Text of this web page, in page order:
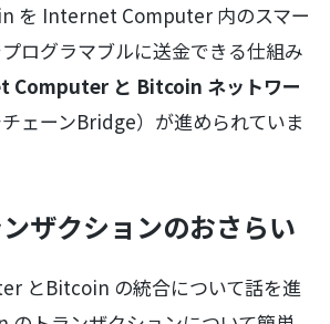
を Internet Computer 内のスマー
ログラマブルに送金できる仕組み
Computer と Bitcoin ネットワー
チェーンBridge）が進められていま
ザクションのおさらい
とBitcoin の統合について話を進